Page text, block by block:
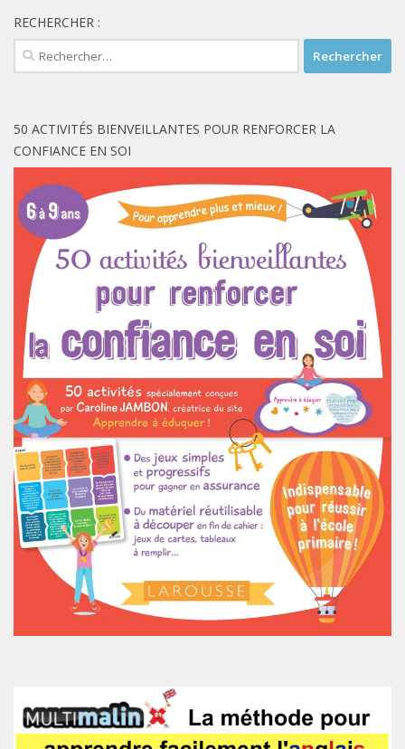
RECHERCHER :
Rechercher :
50 ACTIVITÉS BIENVEILLANTES POUR RENFORCER LA
CONFIANCE EN SOI